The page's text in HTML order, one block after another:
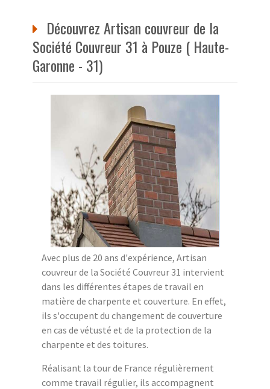
Découvrez Artisan couvreur de la
Société Couvreur 31 à Pouze ( Haute-
Garonne - 31)
Avec plus de 20 ans d'expérience, Artisan
couvreur de la Société Couvreur 31 intervient
dans les différentes étapes de travail en
matière de charpente et couverture. En effet,
ils s'occupent du changement de couverture
en cas de vétusté et de la protection de la
charpente et des toitures.
Réalisant la tour de France régulièrement
comme travail régulier, ils accompagnent